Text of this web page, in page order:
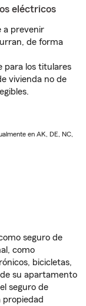
eléctricos
a prevenir
de forma
para los titulares
vivienda no de
en AK, DE, NC,
seguro de
como
bicicletas,
su apartamento
seguro de
propiedad